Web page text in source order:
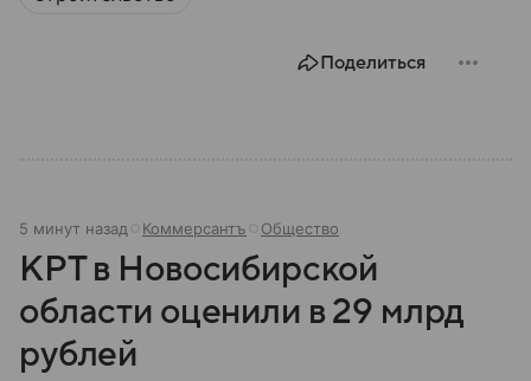
Поделиться
5 минут назад Коммерсантъ Общество
КРТ в Новосибирской
области оценили в 29 млрд
рублей